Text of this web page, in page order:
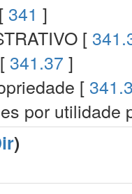
341 ]
[
341.37 ]
[
por utilidade
)